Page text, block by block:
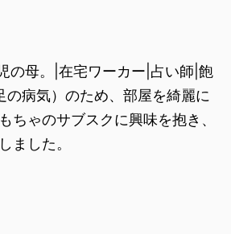
の母。|在宅ワーカー|占い師|飽
の病気）のため、部屋を綺麗に
ちゃのサブスクに興味を抱き、
ました。